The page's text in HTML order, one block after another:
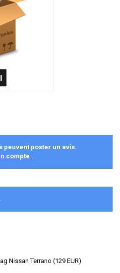
peuvent poster un avis.
compte .
Nissan Terrano (129 EUR)